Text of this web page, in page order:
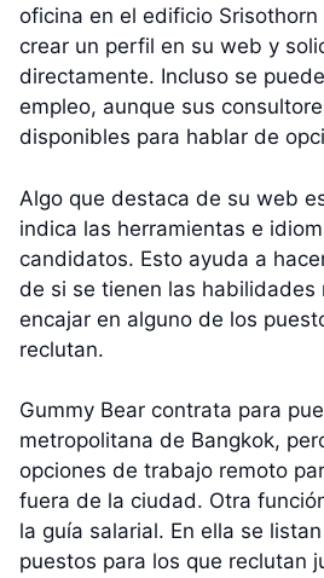
oficina en el edificio Srisothorn
crear un perfil en su web y
directamente. Incluso se
empleo, aunque sus
disponibles para hablar de
Algo que destaca de su web
indica las herramientas e
candidatos. Esto ayuda a
de si se tienen las habilidades
encajar en alguno de los
reclutan.
Gummy Bear contrata para
metropolitana de Bangkok,
opciones de trabajo remoto
fuera de la ciudad. Otra
la guía salarial. En ella se
puestos para los que reclutan